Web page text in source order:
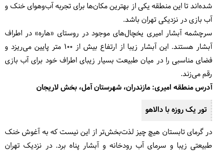
شده‌اند تا این منطقه یکی از بهترین مکان‌ها برای تجربه آب‌وهوای خنک و
آب بازی در نزدیکی تهران باشد.
سرچشمه آبشار امیری یخچال‌های موجود در روستای «هاره» در اطراف
آبشار هستند. این آبشار زیبا از ارتفاع بیش از ۱۰۰ متر پایین می‌ریزد و
فضای مناسبی را در میان طبیعت بسیار زیبای اطراف خود برای آب بازی
رقم می‌زند.
آدرس منطقه امیری: مازندران، شهرستان آمل، بخش لاریجان
تور یک روزه با دالاهو
در گرمای تابستان هیچ چیز لذت‌بخش‌تر از این نیست که به آغوش خنک
طبیعتی زیبا و سرمای آب رودخانه و آبشار پناه برد. در نزدیک تهران